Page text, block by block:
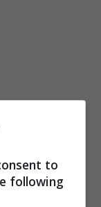
la
tutti gli
to
following